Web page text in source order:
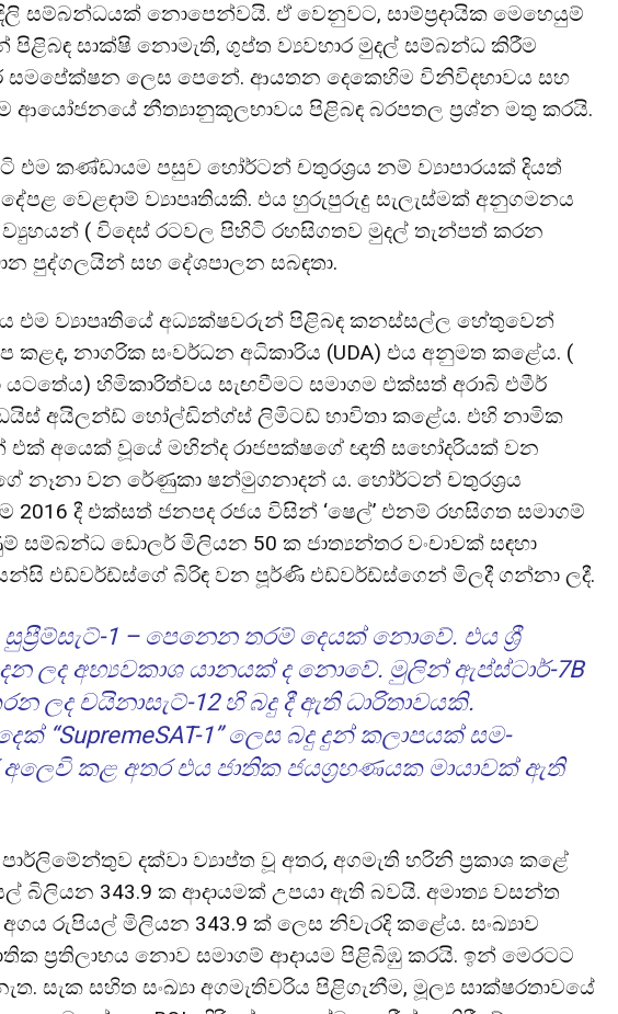
සම්බන්ධයක් නොපෙන්වයි. ඒ වෙනුවට, සාම්ප්‍රදායික මෙහෙයුම්
පිළිබඳ සාක්ෂි නොමැති, ගුප්ත ව්‍යවහාර මුදල් සම්බන්ධ කිරීම
සමපේක්ෂන ලෙස පෙනේ. ආයතන දෙකෙහිම විනිවිදභාවය සහ
ආයෝජනයේ නීත්‍යානුකූලභාවය පිළිබඳ බරපතල ප්‍රශ්න මතු කරයි.
එම කණ්ඩායම පසුව හෝර්ටන් චතුරශ්‍රය නම් ව්‍යාපාරයක් දියත්
වෙළඳාම් ව්‍යාපෘතියකි. එය හුරුපුරුදු සැලැස්මක් අනුගමනය
( විදෙස් රටවල පිහිටි රහසිගතව මුදල් තැන්පත් කරන
පුද්ගලයින් සහ දේශපාලන සබඳතා.
ව්‍යාපෘතියේ අධ්‍යක්ෂවරුන් පිළිබඳ කනස්සල්ල හේතුවෙන්
කළද, නාගරික සංවර්ධන අධිකාරිය (UDA) එය අනුමත කළේය. (
හිමිකාරිත්වය සැඟවීමට සමාගම එක්සත් අරාබි එමීර්
අයිලන්ඩ් හෝල්ඩින්ග්ස් ලිමිටඩ් භාවිතා කළේය. එහි නාමික
අයෙක් වූයේ මහින්ද රාජපක්ෂගේ ඥාති සහෝදරියක් වන
නෑනා වන රේණුකා ෂන්මුගනාදන් ය. හෝර්ටන් චතුරශ්‍රය
2016 දී එක්සත් ජනපද රජය විසින් ‘ෂෙල්’ එනම් රහසිගත සමාගම්
සම්බන්ධ ඩොලර් මිලියන 50 ක ජාත්‍යන්තර වංචාවක් සඳහා
එඩ්වර්ඩ්ස්ගේ බිරිඳ වන පූර්ණි එඩ්වර්ඩ්ස්ගෙන් මිලදී ගන්නා ලදී.
සුප්‍රීම්සැට්-1 – පෙනෙන තරම් දෙයක් නොවේ. එය ශ්‍රී
ලද අභ්‍යවකාශ යානයක් ද නොවේ. මුලින් ඇප්ස්ටාර්-7B
ලද චයිනාසැට්-12 හි බදු දී ඇති ධාරිතාවයකි.
“SupremeSAT-1” ලෙස බදු දුන් කලාපයක් සම-
කළ අතර එය ජාතික ජයග්‍රහණයක මායාවක් ඇති
දක්වා ව්‍යාප්ත වූ අතර, අගමැති හරිනි ප්‍රකාශ කළේ
බිලියන 343.9 ක ආදායමක් උපයා ඇති බවයි. අමාත්‍ය වසන්ත
රුපියල් මිලියන 343.9 ක් ලෙස නිවැරදි කළේය. සංඛ්‍යාව
ප්‍රතිලාභය නොව සමාගම් ආදායම පිළිබිඹු කරයි. ඉන් මෙරටට
සැක සහිත සංඛ්‍යා අගමැතිවරිය පිළිගැනීම, මූල්‍ය සාක්ෂරතාවයේ